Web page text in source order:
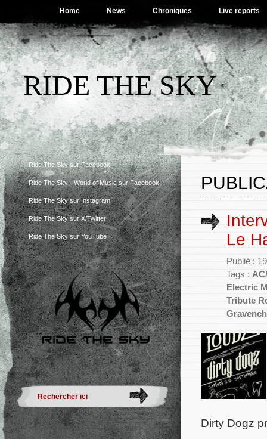
Home News Chroniques Live reports
RIDE THE SKY
Ride The Sky sur Facebook
Ride The Sky - World of Music sur Facebook
Ride The Sky sur Instagram
Ride The Sky sur X/Twitter
Ride The Sky sur YouTube
Le
Publié :
Tags :
Electric
Tribute
Dirty Dogz